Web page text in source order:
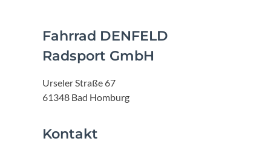
Fahrrad DENFELD
Radsport GmbH
Urseler Straße 67
61348 Bad Homburg
Kontakt